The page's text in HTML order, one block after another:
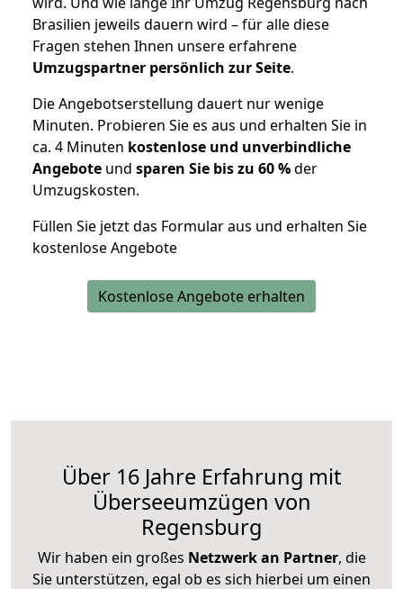
Brasilien jeweils dauern wird – für alle diese
Fragen stehen Ihnen unsere erfahrene
Umzugspartner persönlich zur Seite.
Die Angebotserstellung dauert nur wenige
Minuten. Probieren Sie es aus und erhalten Sie in
ca. 4 Minuten kostenlose und unverbindliche
Angebote und sparen Sie bis zu 60 %der
Umzugskosten.
Füllen Sie jetzt das Formular aus und erhalten Sie
kostenlose Angebote
Kostenlose Angebote erhalten
Über 16 Jahre Erfahrung mit
Überseeumzügen von
Regensburg
Wir haben ein großes Netzwerk an Partner, die
Sie unterstützen, egal ob es sich hierbei um einen